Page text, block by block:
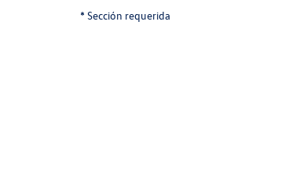
* Sección requerida